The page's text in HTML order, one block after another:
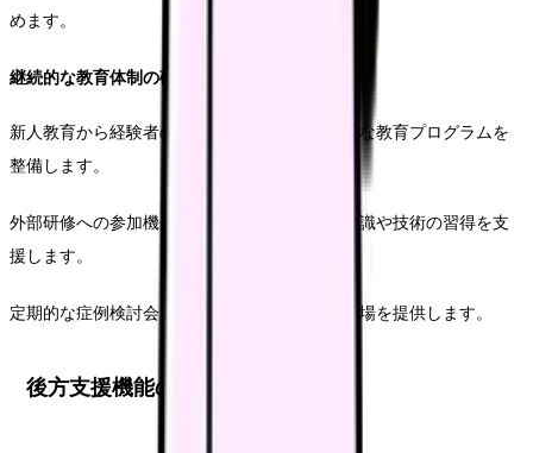
めます。
継続的な教育体制の確立
新人教育から経験者の専門性向上まで、体系的な教育プログラムを
整備します。
外部研修への参加機会を確保し、最新の医療知識や技術の習得を支
援します。
定期的な症例検討会を通じて、実践的な学びの場を提供します。
後方支援機能の強化